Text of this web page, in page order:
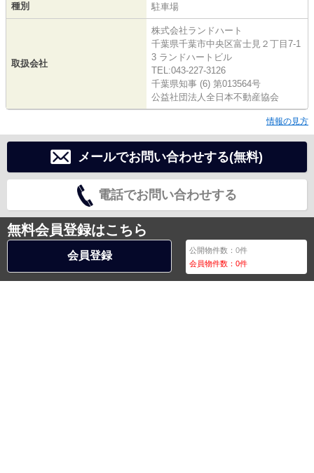
種別 駐車場
取扱会社
株式会社ランドハート
千葉県千葉市中央区富士見２丁目7-1
3 ランドハートビル
TEL:043-227-3126
千葉県知事 (6) 第013564号
公益社団法人全日本不動産協会
情報の見方
メールでお問い合わせする(無料)
電話でお問い合わせする
無料会員登録はこちら
会員登録 公開物件数：0件
会員物件数：0件